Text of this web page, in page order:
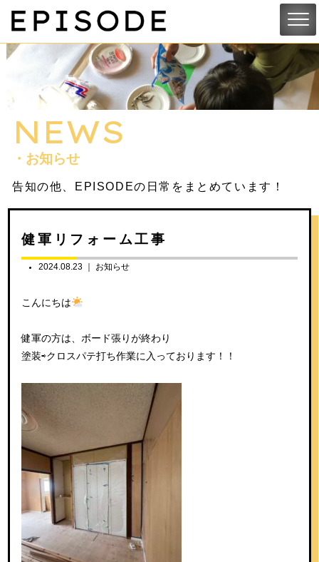
NEWS
・お知らせ
告知の他、EPISODEの日常をまとめています！
健軍リフォーム工事
2024.08.23 ｜ お知らせ
こんにちは
健軍の方は、ボード張りが終わり
塗装⇨クロスパテ打ち作業に入っております！！